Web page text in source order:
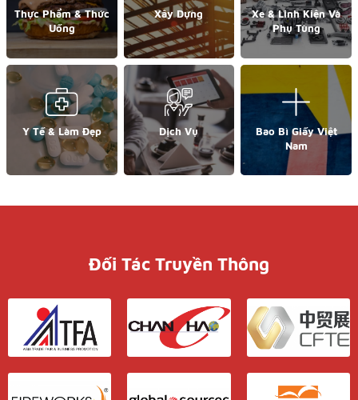
Thực Phẩm & Thức
Uống
Xây Dựng
Xe & Linh Kiện Và
Phụ Tùng
Y Tế & Làm Đẹp Dịch Vụ
Bao Bì Giấy Việt
Nam
Đối Tác Truyền Thông